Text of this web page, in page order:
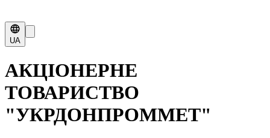
UA
АКЦІОНЕРНЕ
ТОВАРИСТВО
"УКРДОНПРОММЕТ"